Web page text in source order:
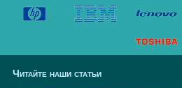
Читайте наши статьи